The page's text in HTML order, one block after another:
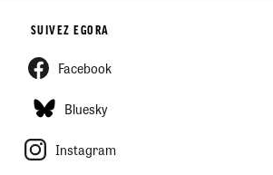
SUIVEZ EGORA
Facebook
Bluesky
Instagram